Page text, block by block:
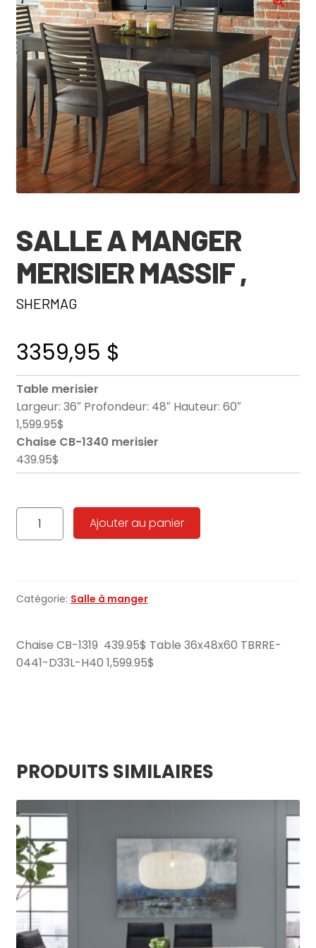
🔍
SALLE A MANGER
MERISIER MASSIF ,
SHERMAG
3359,95 $
Table merisier
Largeur: 36″ Profondeur: 48″ Hauteur: 60″
1,599.95$
Chaise CB-1340 merisier
439.95$
quantité
Merisier
,
Ajouter au panier
Catégorie: Salle à manger
Chaise CB-1319 439.95$ Table 36x48x60 TBRRE-
0441-D33L-H40 1,599.95$
PRODUITS SIMILAIRES